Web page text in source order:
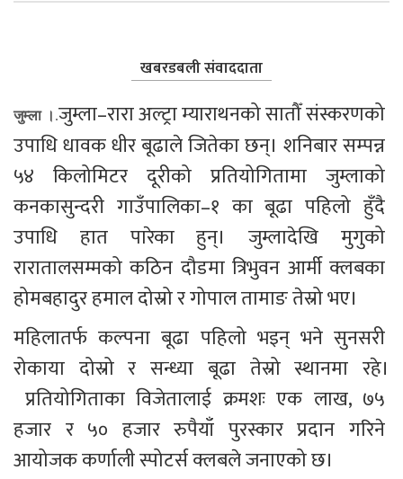
खबरडबली संवाददाता
जुम्ला । .जुम्ला–रारा अल्ट्रा म्याराथनको सातौँ संस्करणको
उपाधि धावक धीर बूढाले जितेका छन्। शनिबार सम्पन्न
५४ किलोमिटर दूरीको प्रतियोगितामा जुम्लाको
कनकासुन्दरी गाउँपालिका–१ का बूढा पहिलो हुँदै
उपाधि हात पारेका हुन्। जुम्लादेखि मुगुको
रारातालसम्मको कठिन दौडमा त्रिभुवन आर्मी क्लबका
होमबहादुर हमाल दोस्रो र गोपाल तामाङ तेस्रो भए।
महिलातर्फ कल्पना बूढा पहिलो भइन् भने सुनसरी
रोकाया दोस्रो र सन्ध्या बूढा तेस्रो स्थानमा रहे।
प्रतियोगिताका विजेतालाई क्रमशः एक लाख, ७५
हजार र ५० हजार रुपैयाँ पुरस्कार प्रदान गरिने
आयोजक कर्णाली स्पोटर्स क्लबले जनाएको छ।